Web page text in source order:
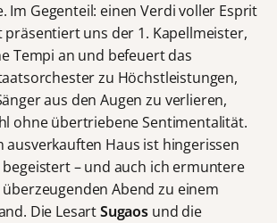
Im Gegenteil: einen Verdi voller Esprit
präsentiert uns der 1. Kapellmeister,
Tempi an und befeuert das
zu Höchstleistungen,
aus den Augen zu verlieren,
ohne übertriebene Sentimentalität.
ausverkauften Haus ist hingerissen
– und auch ich ermuntere
Abend zu einem
Die LesartSugaos und die